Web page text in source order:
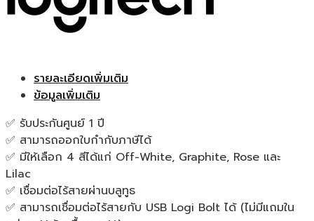
รายละเอียดเพิ่มเติม
ข้อมูลเพิ่มเติม
✅ รับประกันศูนย์ 1 ปี
✅ สามารถออกใบกำกับภาษีได้
✅ มีให้เลือก 4 สีได้แก่ Off-White, Graphite, Rose และ
Lilac
✅ เชื่อมต่อไร้สายผ่านบลูทูธ
✅ สามารถเชื่อมต่อไร้สายกับ USB Logi Bolt ได้ (ไม่มีแถมใน